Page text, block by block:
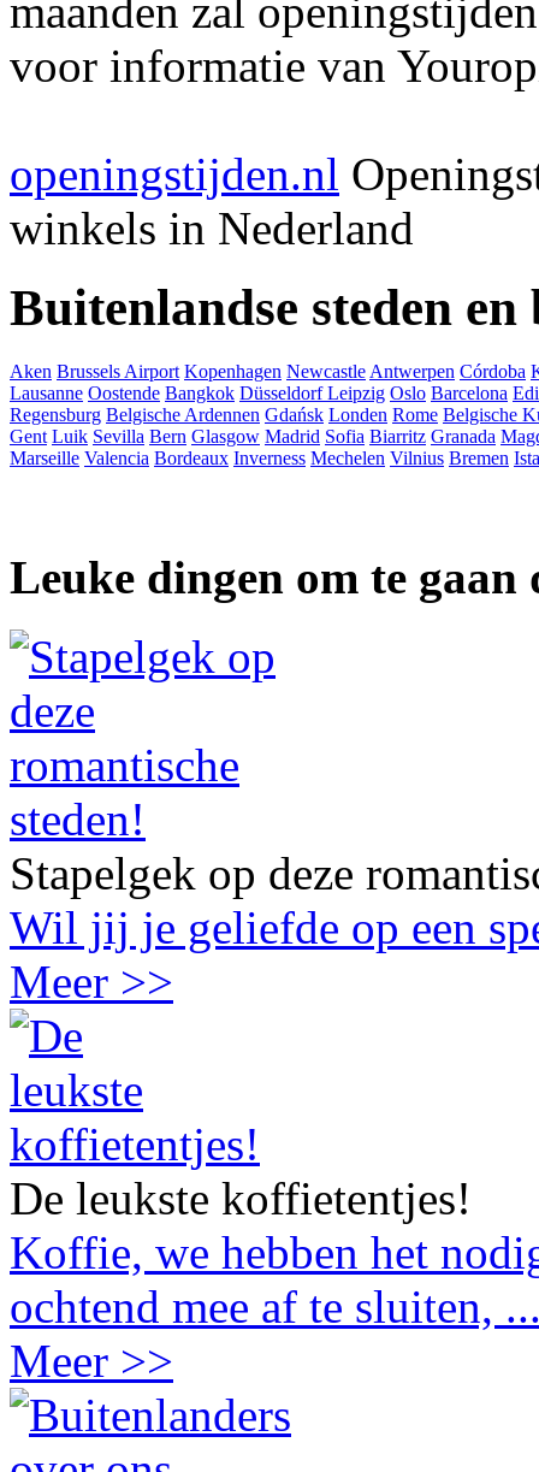
maanden zal
voor informatie van
openingstijden.nl
winkels in Nederland
Buitenlandse steden en
Aken Brussels Airport Kopenhagen Newcastle Antwerpen Córdoba
Lausanne Oostende Bangkok DüsseldorfLeipzig Oslo Barcelona
Regensburg Belgische Ardennen Gdańsk Londen Rome Belgische
Gent Luik Sevilla Bern Glasgow Madrid Sofia Biarritz Granada
Marseille Valencia Bordeaux Inverness Mechelen Vilnius Bremen
Leuke dingen om te gaan
Stapelgek op deze
Wil jij je geliefde op een
Meer >>
De leukste koffietentjes!
Koffie, we hebben het
ochtend mee af te sluiten,
Meer >>